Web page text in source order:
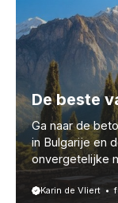
De beste
Ga naar de
in Bulgarije en
onvergetelijke
Karin de Vliert